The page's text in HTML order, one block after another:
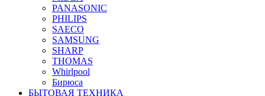
PANASONIC
PHILIPS
SAECO
SAMSUNG
SHARP
THOMAS
Whirlpool
Бирюса
БЫТОВАЯ ТЕХНИКА